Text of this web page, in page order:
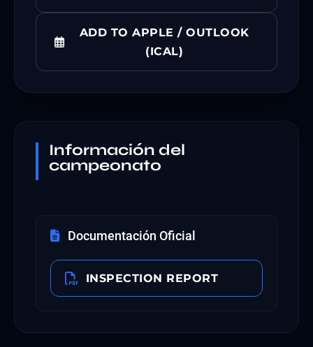
ADD TO APPLE / OUTLOOK
(ICAL)
Información del
campeonato
Documentación Oficial
INSPECTION REPORT